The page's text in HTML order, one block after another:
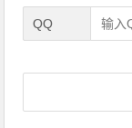
QQ